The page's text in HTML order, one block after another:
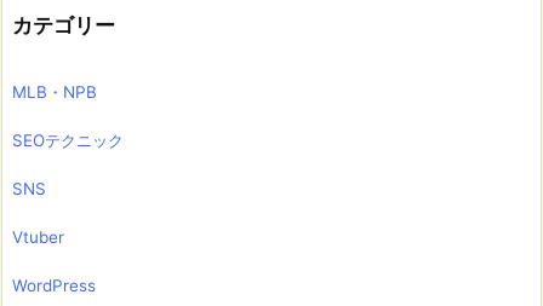
カテゴリー
MLB・NPB
SEOテクニック
SNS
Vtuber
WordPress